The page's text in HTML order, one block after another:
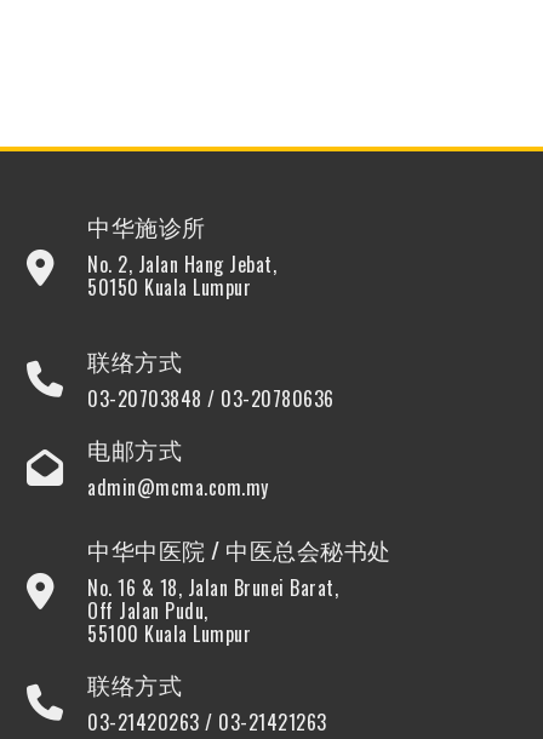
中华施诊所
No. 2, Jalan Hang Jebat,
50150 Kuala Lumpur
联络方式
03-20703848 / 03-20780636
电邮方式
admin@mcma.com.my
中华中医院 / 中医总会秘书处
No. 16 & 18, Jalan Brunei Barat,
Off Jalan Pudu,
55100 Kuala Lumpur
联络方式
03-21420263 / 03-21421263